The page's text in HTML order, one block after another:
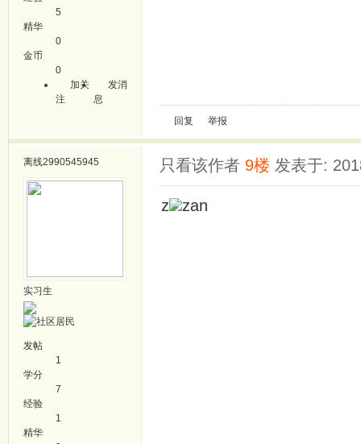
5
精华
0
金币
0
加关
注
发消
息
回复 举报
离线2990545945
实习生
发帖
1
学分
7
经验
1
精华
只看该作者 9楼 发表于:
z zan